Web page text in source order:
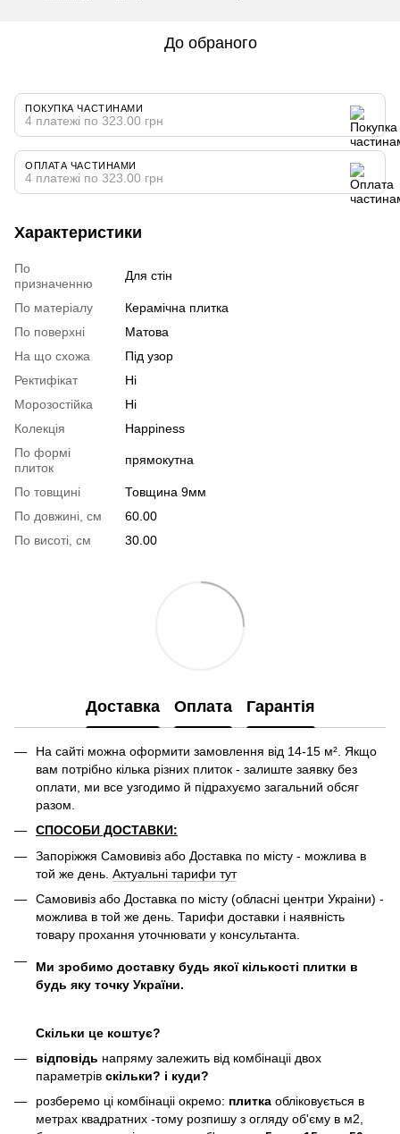
До обраного
ПОКУПКА ЧАСТИНАМИ
4 платежі по 323.00 грн
ОПЛАТА ЧАСТИНАМИ
4 платежі по 323.00 грн
Характеристики
По
призначенню
Для стін
По матеріалу
Керамічна плитка
По поверхні
Матова
На що схожа
Під узор
Ректифікат
Ні
Морозостійка
Ні
Колекція
Happiness
По формі
плиток
прямокутна
По товщині
Товщина 9мм
По довжині, см
60.00
По висоті, см
30.00
Доставка Оплата Гарантія
На сайті можна оформити замовлення від 14-15 м². Якщо
вам потрібно кілька різних плиток - залиште заявку без
оплати, ми все узгодимо й підрахуємо загальний обсяг
разом.
СПОСОБИ ДОСТАВКИ:
Запоріжжя Самовивіз або Доставка по місту - можлива в
той же день. Актуальні тарифи тут
Самовивіз або Доставка по місту (обласні центри Украіни) -
можлива в той же день. Тарифи доставки і наявність
товару прохання уточнювати у консультанта.
Ми зробимо доставку будь якої кількості плитки в
будь яку точку України.
Скільки це коштує?
відповідь напряму залежить від комбінаціі двох
параметрів скільки? і куди?
розберемо ці комбінаціі окремо: плитка обліковується в
метрах квадратних -тому розпишу з огляду об'єму в м2,